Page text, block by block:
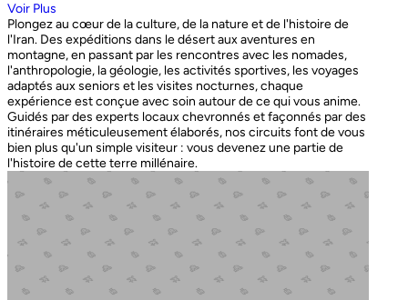
Voir Plus
Plongez au cœur de la culture, de la nature et de l'histoire de
l'Iran. Des expéditions dans le désert aux aventures en
montagne, en passant par les rencontres avec les nomades,
l'anthropologie, la géologie, les activités sportives, les voyages
adaptés aux seniors et les visites nocturnes, chaque
expérience est conçue avec soin autour de ce qui vous anime.
Guidés par des experts locaux chevronnés et façonnés par des
itinéraires méticuleusement élaborés, nos circuits font de vous
bien plus qu'un simple visiteur : vous devenez une partie de
l'histoire de cette terre millénaire.